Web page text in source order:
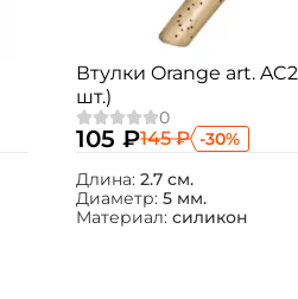
Втулки Orange art.
шт.)
105 ₽145 ₽ -30%
Длина: 2.7 см.
Диаметр: 5 мм.
Материал: силикон